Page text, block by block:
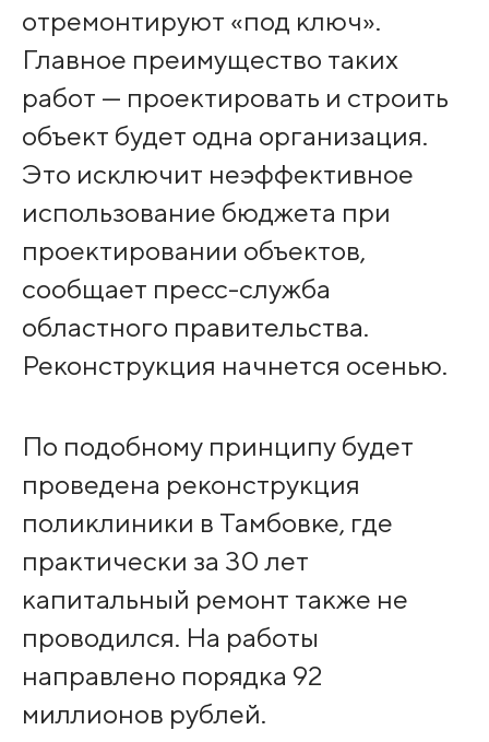
отремонтируют «под ключ».
Главное преимущество таких
работ — проектировать и строить
объект будет одна организация.
Это исключит неэффективное
использование бюджета при
проектировании объектов,
сообщает пресс-служба
областного правительства.
Реконструкция начнется осенью.
По подобному принципу будет
проведена реконструкция
поликлиники в Тамбовке, где
практически за 30 лет
капитальный ремонт также не
проводился. На работы
направлено порядка 92
миллионов рублей.